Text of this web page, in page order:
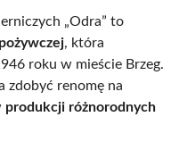
„Odra” to
, która
roku w mieście Brzeg.
zdobyć renomę na
produkcji różnorodnych